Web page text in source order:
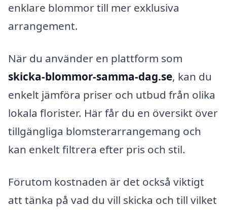
enklare blommor till mer exklusiva
arrangement.
När du använder en plattform som
skicka-blommor-samma-dag.se, kan du
enkelt jämföra priser och utbud från olika
lokala florister. Här får du en översikt över
tillgängliga blomsterarrangemang och
kan enkelt filtrera efter pris och stil.
Förutom kostnaden är det också viktigt
att tänka på vad du vill skicka och till vilket